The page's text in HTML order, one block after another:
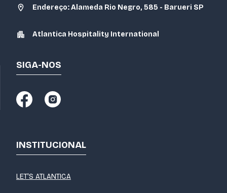
Endereço: Alameda Rio Negro, 585 - Barueri SP
Atlantica Hospitality International
SIGA-NOS
INSTITUCIONAL
LET'S ATLANTICA